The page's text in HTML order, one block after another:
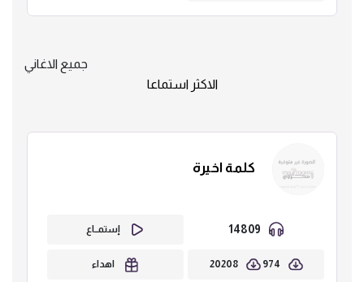
جميع الاغاني
الاكثر استماعا
كلمة اخيرة
إستمــاع
974
20208 اهداء